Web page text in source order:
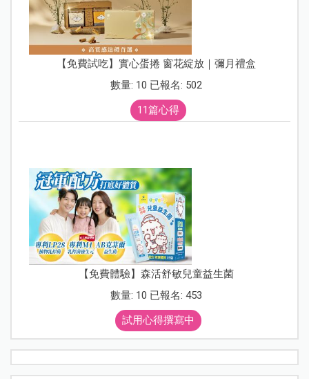
【免費試吃】實心蛋捲 窗花綻放｜彌月禮盒
數量: 10 已報名: 502
11篇心得
【免費體驗】森活舒敏兒童益生菌
數量: 10 已報名: 453
試用心得撰寫中